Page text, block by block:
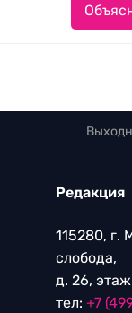
Редакция
115280, г.
слобода,
д. 26,
тел: +7